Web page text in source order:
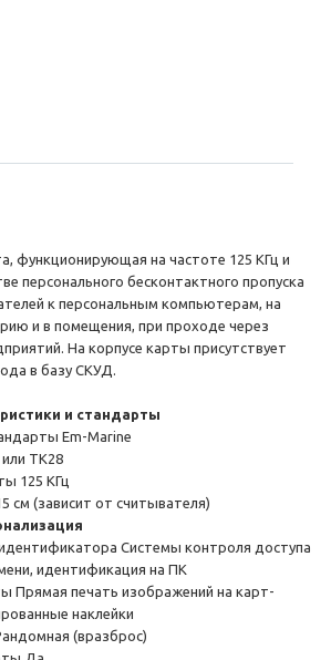
функционирующая на частоте 125 КГц и
персонального бесконтактного пропуска
к персональным компьютерам, на
и в помещения, при проходе через
На корпусе карты присутствует
в базу СКУД.
и стандарты
Em-Marine
TK28
125 КГц
см (зависит от считывателя)
Системы контроля доступа
идентификация на ПК
Прямая печать изображений на карт-
наклейки
(вразброс)